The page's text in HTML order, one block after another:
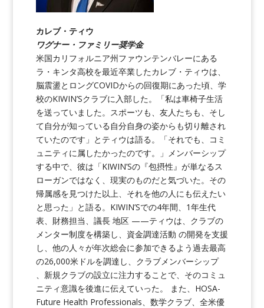
カレブ・ティウ
ワグナー・ファミリー奨学金
米国カリフォルニア州ファウンテンバレーにある
ラ・キンタ高校を最近卒業したカレブ・ティウは、
脳震盪とロングCOVIDからの回復期にあった頃、学
校のKIWIN’Sクラブに入部した。「私は車椅子生活
を送っていました。スポーツも、友人たちも、そし
て自分が知っている自分自身の姿からも切り離され
ていたのです」とティウは語る。「それでも、コミ
ュニティに属したかったのです。」メンバーシップ
する中で、彼は「KIWIN’Sの『包摂性』が単なるス
ローガンではなく、現実のものだと気づいた。その
帰属感を見つけた以上、それを他の人にも伝えたい
と思った」と語る。KIWIN’Sでの4年間、1年生代
表、財務担当、議長 地区 ——ティウは、クラブの
メンター制度を構築し、資金調達活動 の開発を支援
し、他の人々が年次総会に参加できるよう過去最高
の26,000米ドルを調達し、クラブメンバーシップ
、新規クラブの設立に注力することで、そのコミュ
ニティ意識を後進に伝えていった。 また、HOSA-
Future Health Professionals、数学クラブ、全米優